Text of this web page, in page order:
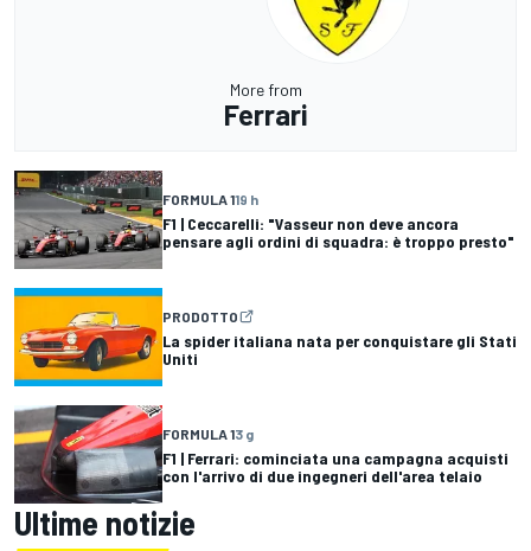
More from
Ferrari
FORMULA 119 h
F1 | Ceccarelli: "Vasseur non deve ancora
pensare agli ordini di squadra: è troppo presto"
PRODOTTO
La spider italiana nata per conquistare gli Stati
Uniti
FORMULA 13 g
F1 | Ferrari: cominciata una campagna acquisti
con l'arrivo di due ingegneri dell'area telaio
Ultime notizie